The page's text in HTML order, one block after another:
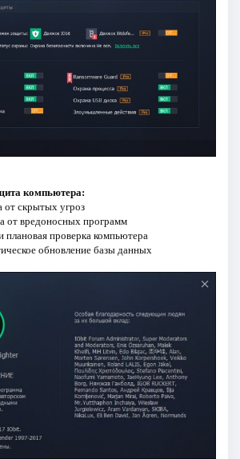
компьютера:
от скрытых угроз
от вредоносных программ
плановая проверка компьютера
обновление базы данных